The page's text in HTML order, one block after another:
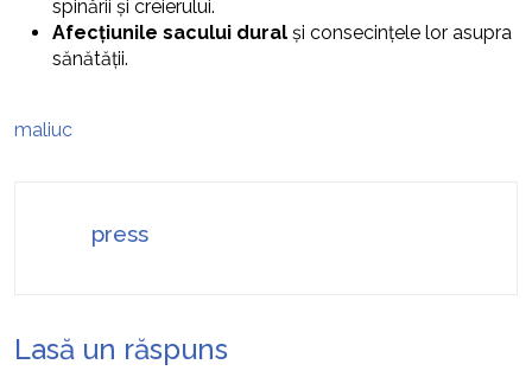
spinării și creierului.
Afecțiunile sacului dural și consecințele lor asupra
sănătății.
maliuc
press
Lasă un răspuns